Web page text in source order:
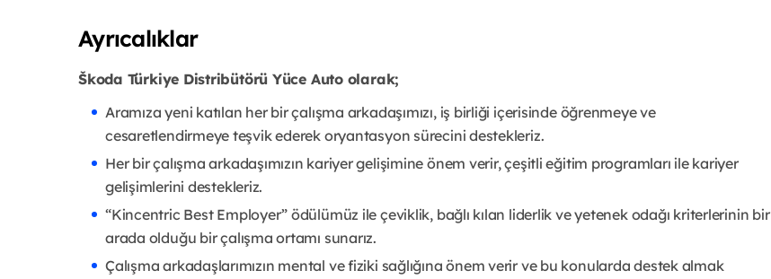
Ayrıcalıklar
Škoda Türkiye Distribütörü Yüce Auto olarak;
Aramıza yeni katılan her bir çalışma arkadaşımızı, iş birliği içerisinde öğrenmeye ve
cesaretlendirmeye teşvik ederek oryantasyon sürecini destekleriz.
Her bir çalışma arkadaşımızın kariyer gelişimine önem verir, çeşitli eğitim programları ile kariyer
gelişimlerini destekleriz.
“Kincentric Best Employer” ödülümüz ile çeviklik, bağlı kılan liderlik ve yetenek odağı kriterlerinin bir
arada olduğu bir çalışma ortamı sunarız.
Çalışma arkadaşlarımızın mental ve fiziki sağlığına önem verir ve bu konularda destek almak